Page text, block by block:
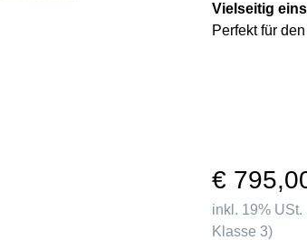
Vielseitig
Perfekt für
€
inkl. 19% USt.
Klasse 3)